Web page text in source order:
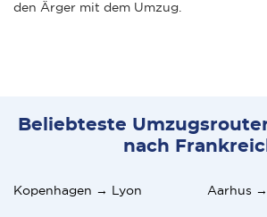
den Ärger mit dem Umzug.
Beliebteste
nach
Kopenhagen → Lyon Aarhus